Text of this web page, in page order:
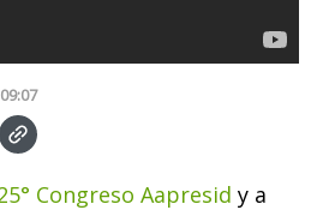
09:07
Congreso Aapresid y a